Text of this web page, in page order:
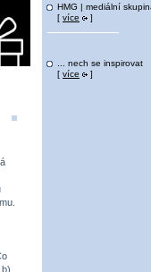
HMG | mediální
[ více ]
... nech se inspirovat
[ více ]